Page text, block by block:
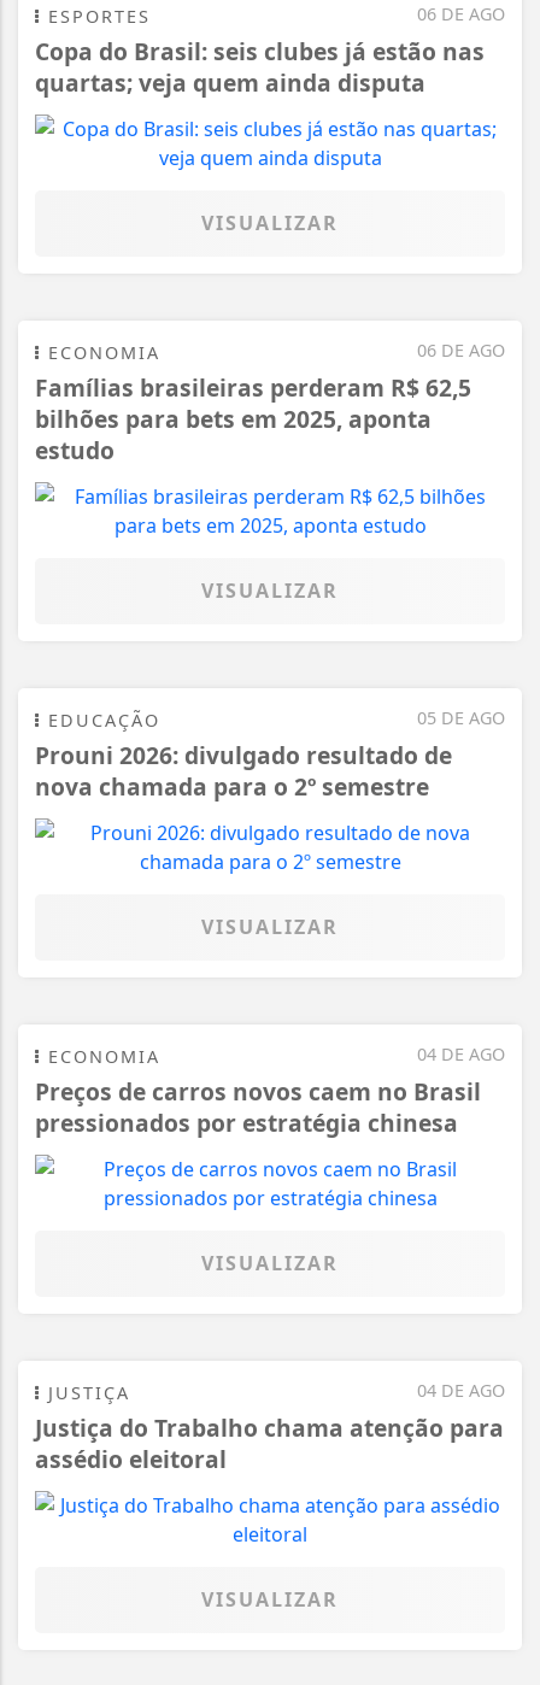
06 DE AGO
ESPORTES
Copa do Brasil: seis clubes já estão nas
quartas; veja quem ainda disputa
VISUALIZAR
06 DE AGO
ECONOMIA
Famílias brasileiras perderam R$ 62,5
bilhões para bets em 2025, aponta
estudo
VISUALIZAR
05 DE AGO
EDUCAÇÃO
Prouni 2026: divulgado resultado de
nova chamada para o 2º semestre
VISUALIZAR
04 DE AGO
ECONOMIA
Preços de carros novos caem no Brasil
pressionados por estratégia chinesa
VISUALIZAR
04 DE AGO
JUSTIÇA
Justiça do Trabalho chama atenção para
assédio eleitoral
VISUALIZAR